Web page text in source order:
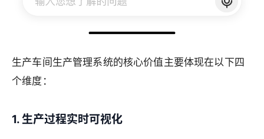
生产车间生产管理系统的核心价值主要体现在以下四
个维度：
1. 生产过程实时可视化